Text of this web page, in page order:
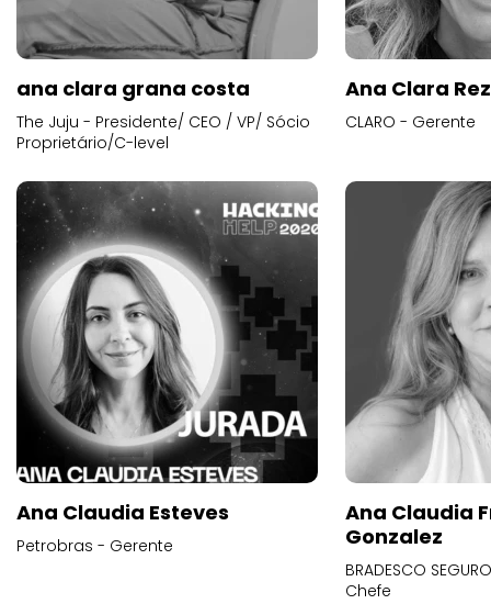
ana clara grana costa
The Juju - Presidente/ CEO / VP/ Sócio
Proprietário/C-level
Ana Clara
CLARO - Gerente
Ana Claudia Esteves
Petrobras - Gerente
Ana Claudia
Gonzalez
BRADESCO
Chefe